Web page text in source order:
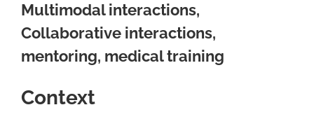
Multimodal interactions,
Collaborative interactions,
mentoring, medical training
Context